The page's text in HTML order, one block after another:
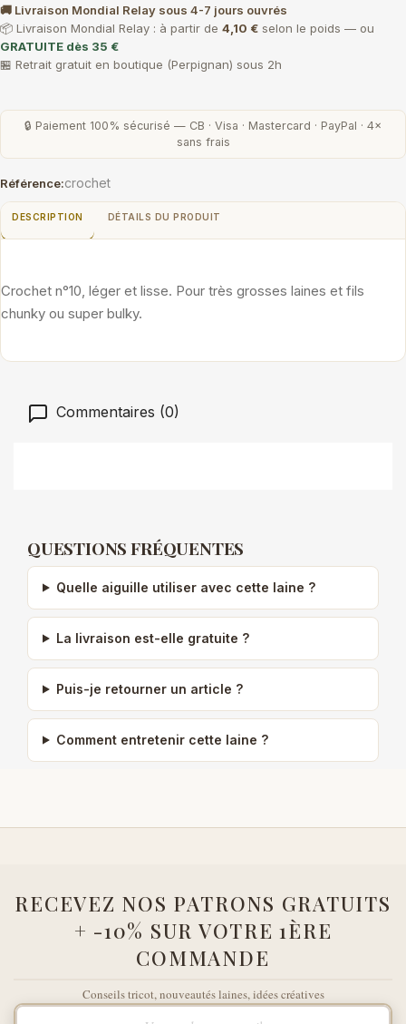
🚚 Livraison Mondial Relay sous 4-7 jours ouvrés
📦 Livraison Mondial Relay : à partir de 4,10 € selon le poids — ou
GRATUITE dès 35 €
🏪 Retrait gratuit en boutique (Perpignan) sous 2h
🔒 Paiement 100% sécurisé — CB · Visa · Mastercard · PayPal · 4×
sans frais
Référence:crochet
DESCRIPTION DÉTAILS DU PRODUIT
Crochet n°10, léger et lisse. Pour très grosses laines et fils
chunky ou super bulky.
Commentaires (0)
QUESTIONS FRÉQUENTES
Quelle aiguille utiliser avec cette laine ?
La livraison est-elle gratuite ?
Puis-je retourner un article ?
Comment entretenir cette laine ?
RECEVEZ NOS PATRONS GRATUITS
+ -10% SUR VOTRE 1ÈRE
COMMANDE
Conseils tricot, nouveautés laines, idées créatives
Votre adresse e-mail